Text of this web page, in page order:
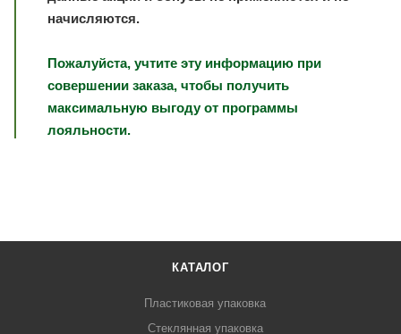
начисляются.
Пожалуйста, учтите эту информацию при
совершении заказа, чтобы получить
максимальную выгоду от программы
лояльности.
КАТАЛОГ
Пластиковая упаковка
Стеклянная упаковка